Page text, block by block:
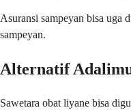
Asuransi sampeyan bisa uga
sampeyan.
Alternatif
Sawetara obat liyane bisa